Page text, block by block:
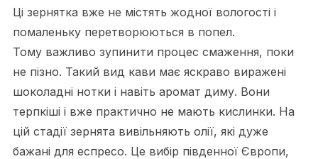
Ці зернятка вже не містять жодної вологості і
помаленьку перетворюються в попел.
Тому важливо зупинити процес смаження, поки
не пізно. Такий вид кави має яскраво виражені
шоколадні нотки і навіть аромат диму. Вони
терпкіші і вже практично не мають кислинки. На
цій стадії зернята вивільняють олії, які дуже
бажані для еспресо. Це вибір південної Європи,